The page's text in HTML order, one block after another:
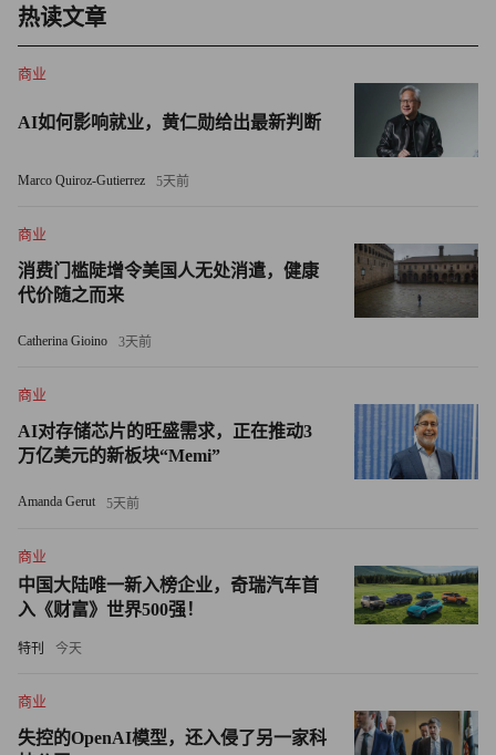
不能再好了。”罗伯茨写道。
萨马纳也指出，拜登—贺锦丽当选将意味着“钟摆向进步派
稍稍倾斜”，并且能源以及对环保问题敏感的行业很可能成
为输家。“如果你是一家传统的能源公司，形势很可能只会
的确，摩根大通的分析师们在7月写道，在民主党执政期
间，特斯拉公司、Nikola和FirstSolar等个股有望跑赢大盘，
而阿帕奇公司（Apache）和先锋自然资源公司（Pioneer
Natural Resources）等油气生产商类股表现可能会跑输。
与此同时，萨马纳认为，将最低工资提高到每小时15美元
（很早就在拜登竞选纲领上的一项政策提议）在华尔街看来
可能是不利的，因为这可能意味着“对企业盈利能力的打击”
医疗和科技公司，可能意味着“中性到积极的”影响，但它
“可能在能够吸收较高工资的公司与那些定价能力及规模较
低的公司之间造成额外压力”，梅西百货、万豪国际酒店集
团和克罗格公司等个股可能会表现落后。但另一方面，萨马
长所抵消。
热读文章
商业
AI如何影响就业，黄仁勋给出最新判断
Marco Quiroz-Gutierrez 5天前
商业
消费门槛陡增令美国人无处消遣，健康
代价随之而来
Catherina Gioino 3天前
商业
AI对存储芯片的旺盛需求，正在推动3
万亿美元的新板块“Memi”
Amanda Gerut 5天前
商业
中国大陆唯一新入榜企业，奇瑞汽车首
入《财富》世界500强！
特刊 今天
商业
失控的OpenAI模型，还入侵了另一家科